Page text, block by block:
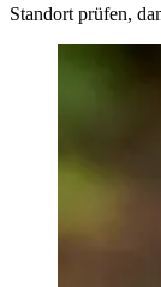
Standort prüfen,